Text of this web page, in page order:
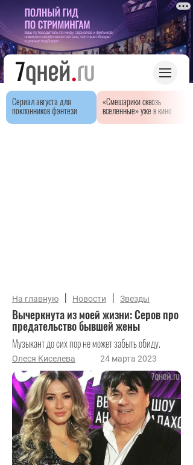
Сериал августа для
поклонников фэнтези
«Смешарики сквозь
вселенные» уже в кино
На главную | Новости | Звезды
Вычеркнута из моей жизни: Серов про
предательство бывшей жены
Музыкант до сих пор не может забыть обиду.
Олеся Киселева 24 марта 2023